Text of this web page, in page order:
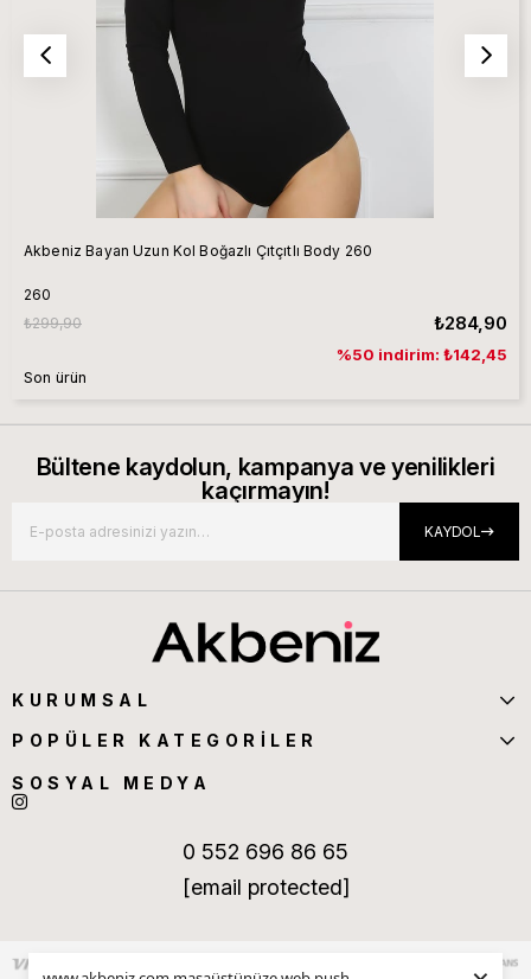
Akbeniz Bayan Uzun Kol Boğazlı Çıtçıtlı Body 260
260
₺284,90
₺299,90
%50 indirim: ₺142,45
Son ürün
Bültene kaydolun, kampanya ve yenilikleri
kaçırmayın!
KAYDOL
KURUMSAL
POPÜLER KATEGORİLER
SOSYAL MEDYA
0 552 696 86 65
[email protected]